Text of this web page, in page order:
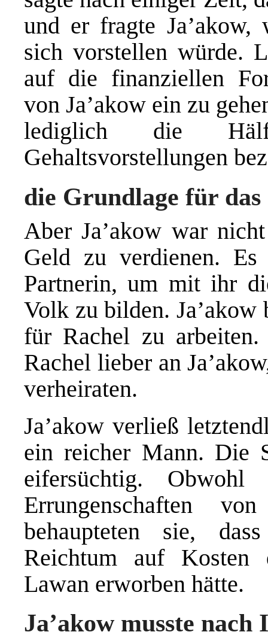
und er fragte
sich vorstellen würde.
auf die finanziellen
von Ja’akow ein zu
lediglich die
Gehaltsvorstellungen
die Grundlage für
Aber Ja’akow war
Geld zu verdienen.
Partnerin, um mit ihr
Volk zu bilden. Ja’akow
für Rachel zu
Rachel lieber an
verheiraten.
Ja’akow verließ
ein reicher Mann. Die
eifersüchtig.
Errungenschaften
behaupteten sie,
Reichtum auf Kosten
Lawan erworben hätte.
Ja’akow musste